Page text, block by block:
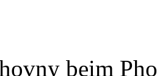
beim